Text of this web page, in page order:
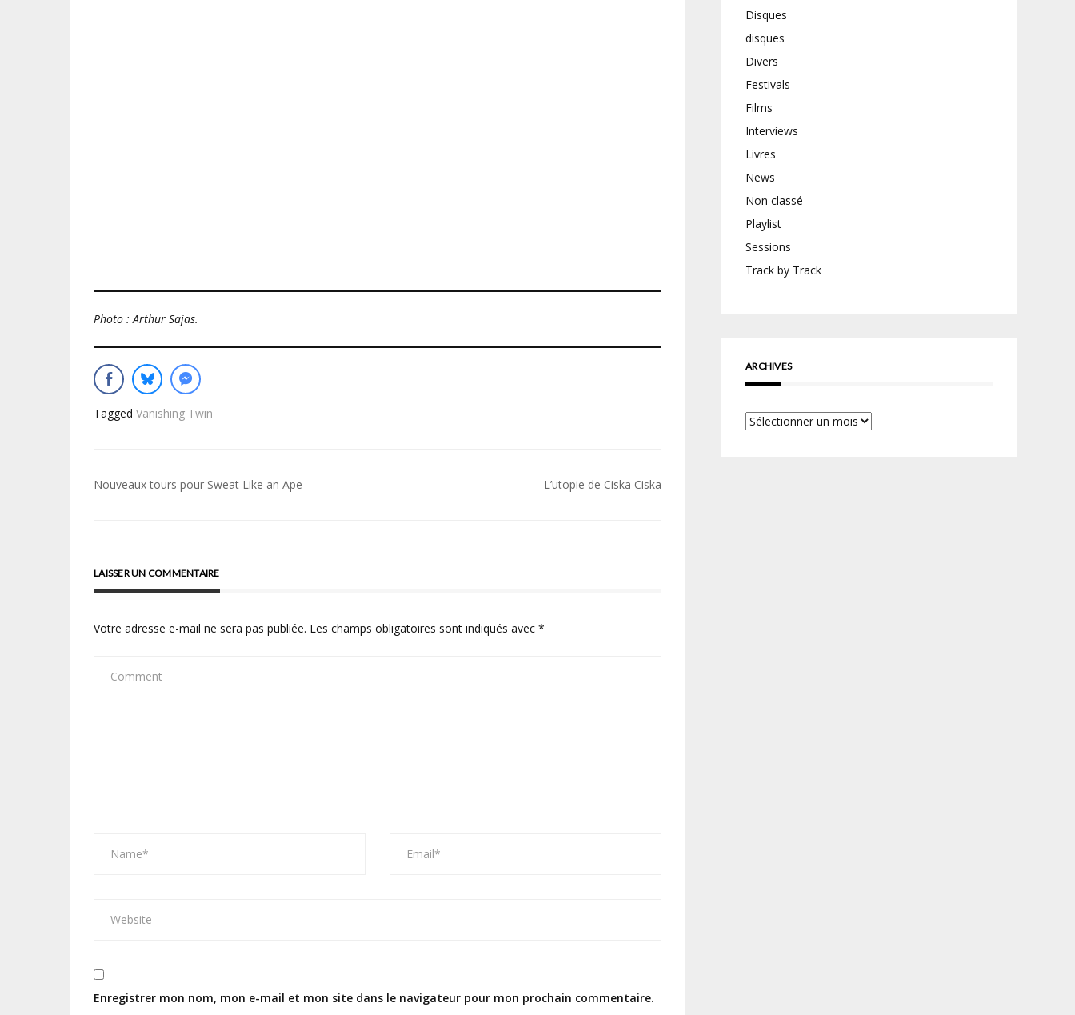
Photo : Arthur Sajas.
Tagged Vanishing Twin
Navigation
Nouveaux tours pour Sweat Like an Ape L’utopie de Ciska Ciska
LAISSER UN COMMENTAIRE
Votre adresse e-mail ne sera pas publiée. Les champs obligatoires sont indiqués avec *
Enregistrer mon nom, mon e-mail et mon site dans le navigateur pour mon prochain commentaire.
Disques
disques
Divers
Festivals
Films
Interviews
Livres
News
Non classé
Playlist
Sessions
Track by Track
ARCHIVES
Archives